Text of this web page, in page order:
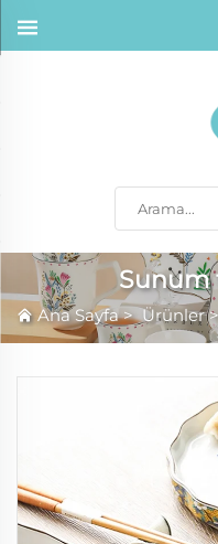
Sunum
Ana Sayfa>Ürünler>